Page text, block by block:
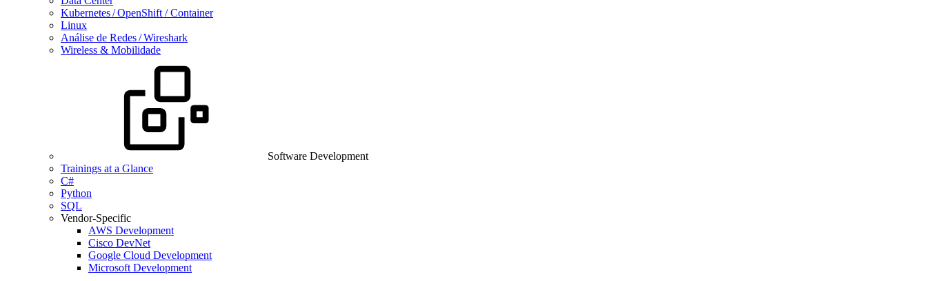
Kubernetes / OpenShift / Container
Linux
Análise de Redes / Wireshark
Wireless & Mobilidade
Software Development
Trainings at a Glance
C#
Python
SQL
Vendor-Specific
AWS Development
Cisco DevNet
Google Cloud Development
Microsoft Development